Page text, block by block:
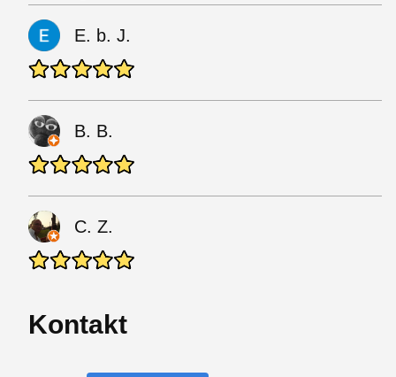
E. b. J.
B. B.
C. Z.
Kontakt